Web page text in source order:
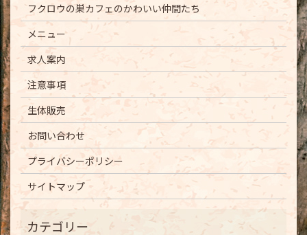
フクロウの巣カフェのかわいい仲間たち
メニュー
求人案内
注意事項
生体販売
お問い合わせ
プライバシーポリシー
サイトマップ